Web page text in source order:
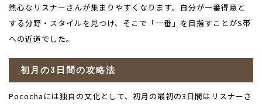
熱心なリスナーさんが集まりやすくなります。自分が一番得意と
する分野・スタイルを見つけ、そこで「一番」を目指すことがS帯
への近道でした。
初月の3 日間の攻略法
Pocochaには独自の文化として、初月の最初の3 日間はリスナーさ